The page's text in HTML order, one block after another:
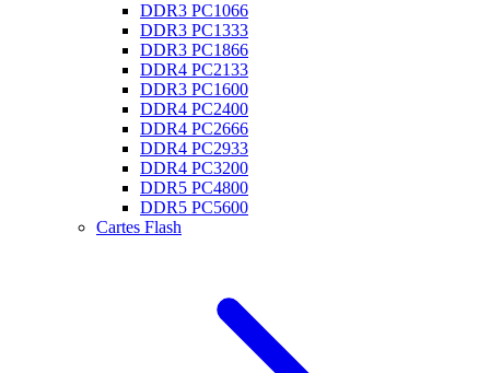
DDR3 PC1066
DDR3 PC1333
DDR3 PC1866
DDR4 PC2133
DDR3 PC1600
DDR4 PC2400
DDR4 PC2666
DDR4 PC2933
DDR4 PC3200
DDR5 PC4800
DDR5 PC5600
Cartes Flash